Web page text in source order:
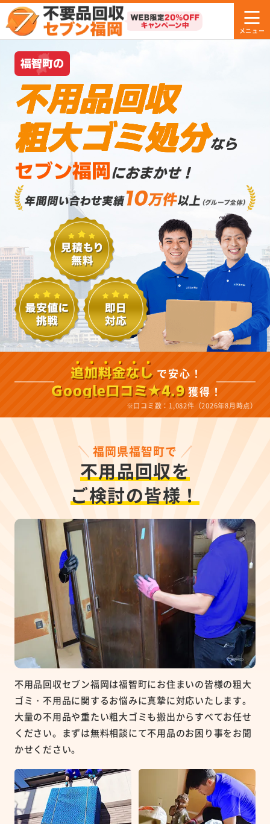
福智町の
不用品回収
粗大ゴミ処分なら
セブン福岡 におまかせ！
追加料金なし で安心！
Google口コミ★4.9 獲得！
※口コミ数：1,082件（2026年8月時点）
福岡県福智町で
不用品回収を
ご検討の皆様！
不用品回収セブン福岡は福智町にお住まいの皆様の粗大
ゴミ・不用品に関するお悩みに真摯に対応いたします。
大量の不用品や重たい粗大ゴミも搬出からすべてお任せ
ください。まずは無料相談にて不用品のお困り事をお聞
かせください。